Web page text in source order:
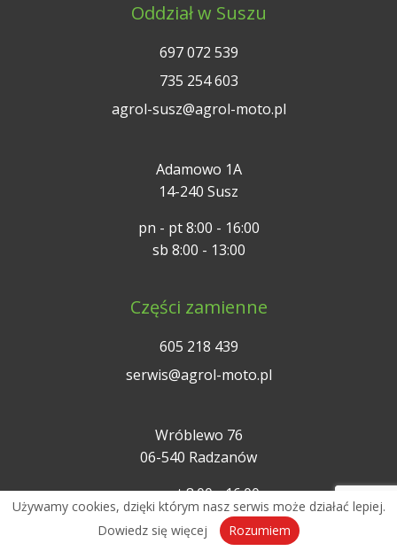
Oddział w Suszu
697 072 539
735 254 603
agrol-susz@agrol-moto.pl
Adamowo 1A
14-240 Susz
pn - pt 8:00 - 16:00
sb 8:00 - 13:00
Części zamienne
605 218 439
serwis@agrol-moto.pl
Wróblewo 76
06-540 Radzanów
pn - pt 8:00 - 16:00
sb 8:00 - 13:00
Używamy cookies, dzięki którym nasz serwis może działać lepiej.
Dowiedz się więcej
Rozumiem